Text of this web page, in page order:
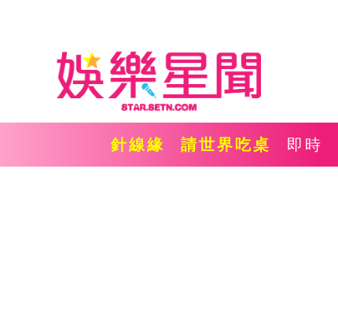
針線緣 請世界吃桌 即時